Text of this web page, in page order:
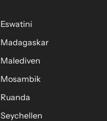
Eswatini
Madagaskar
Malediven
Mosambik
Ruanda
Seychellen